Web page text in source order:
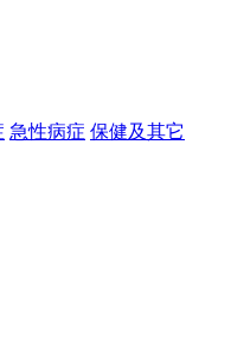
急性病症 保健及其它